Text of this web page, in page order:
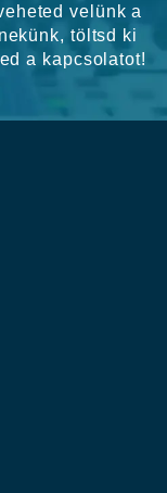
velünk a
töltsd ki
a kapcsolatot!